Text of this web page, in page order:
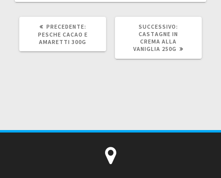
PRECEDENTE:
PRECEDENTE:
PESCHE CACAO E
AMARETTI 300G
SUCCESSIVO:
CASTAGNE IN
CREMA ALLA
VANIGLIA 250G